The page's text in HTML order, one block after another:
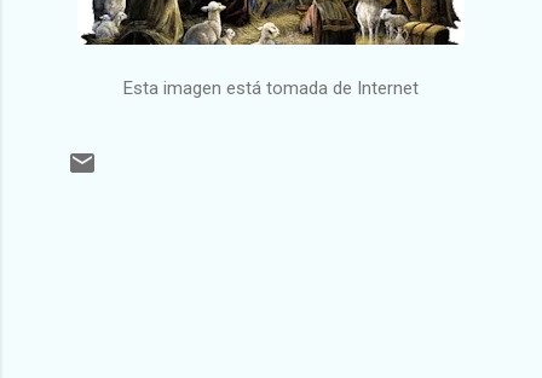
Esta imagen está tomada de Internet